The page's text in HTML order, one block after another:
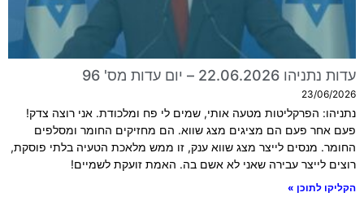
עדות נתניהו 22.06.2026 – יום עדות מס' 96
23/06/2026
נתניהו: הפרקליטות מטעה אותי, שמים לי פח ומלכודת. אני רוצה צדק!
פעם אחר פעם הם מציגים מצג שווא. הם מחזיקים החומר ומסלפים
החומר. מנסים לייצר מצג שווא ענק, זו ממש מלאכת הטעיה בלתי פוסקת,
רוצים לייצר עבירה שאני לא אשם בה. האמת זועקת לשמיים!
הקליקו לתוכן »